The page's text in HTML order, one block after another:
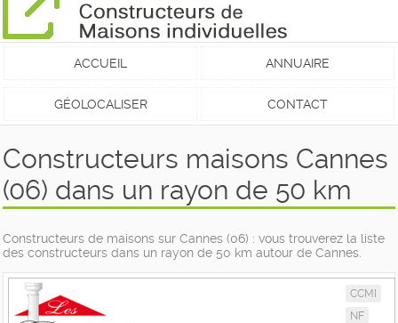
ACCUEIL ANNUAIRE
GÉOLOCALISER CONTACT
Constructeurs maisons Cannes
(06) dans un rayon de 50 km
Constructeurs de maisons sur Cannes (06) : vous trouverez la liste
des constructeurs dans un rayon de 50 km autour de Cannes.
CCMI
NF